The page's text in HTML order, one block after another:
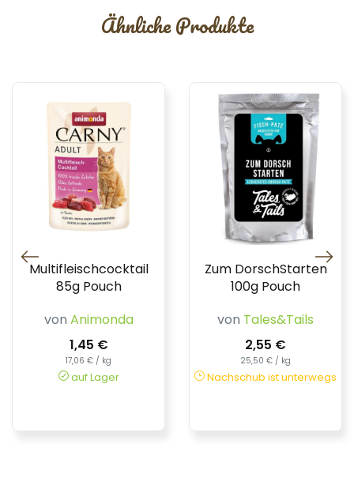
Ähnliche Produkte
Multifleischcocktail
85g Pouch
von Animonda
1,45 €
17,06 € / kg
auf Lager
Zum DorschStarten
100g Pouch
von Tales&Tails
2,55 €
25,50 € / kg
Nachschub ist unterwegs